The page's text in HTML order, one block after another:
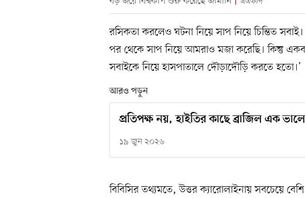
রসিকতা করলেও ঘটনা নিয়ে সাপ নিয়ে চিন্তিত
পর থেকে সাপ নিয়ে আমরাও মজা করেছি। কিন্তু
সবাইকে নিয়ে হাসপাতালে দৌড়াদৌড়ি করতে হতো।’
আরও পড়ুন
প্রতিপক্ষ নয়, হাইতির কাছে ব্রাজিল এক
১৯ জুন ২০২৬
বিবিসির তথ্যমতে, উত্তর ক্যারোলাইনায় সবচেয়ে